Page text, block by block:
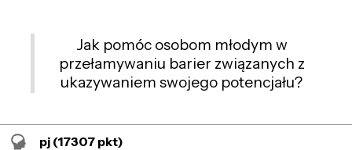
Jak pomóc osobom młodym w
przełamywaniu barier związanych z
ukazywaniem swojego potencjału?
pj (17307 pkt)